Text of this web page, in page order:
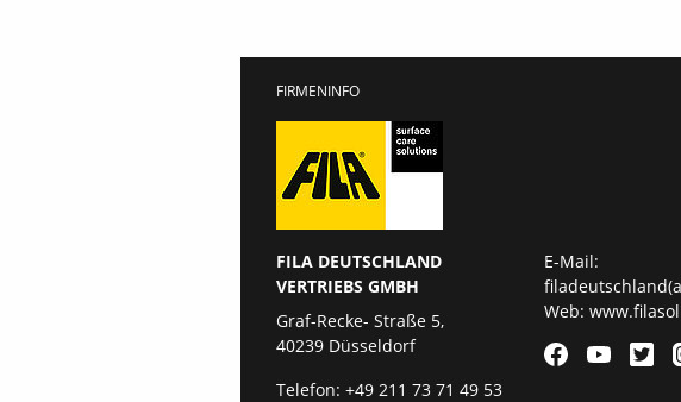
FIRMENINFO
FILA DEUTSCHLAND
VERTRIEBS GMBH
Graf-Recke- Straße 5,
40239 Düsseldorf
Telefon: +49 211 73 71 49 53
E-Mail:
Web: